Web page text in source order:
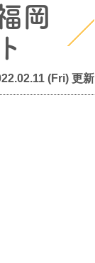
岡
(Fri) 更新